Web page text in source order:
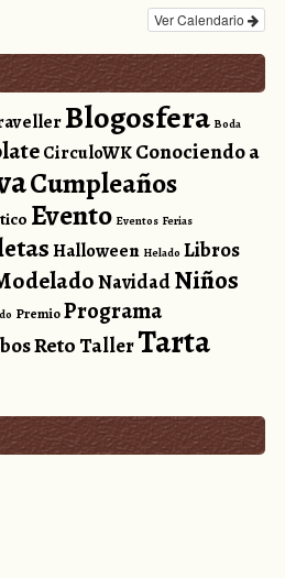
Ver Calendario
Blogosfera Boda
CirculoWKConociendo a
Cumpleaños
Evento Eventos Ferias
Halloween Helado Libros
NavidadNiños
PremioPrograma
Reto TallerTarta